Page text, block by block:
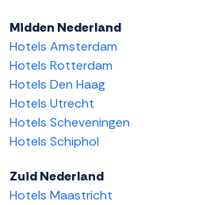
Midden Nederland
Hotels Amsterdam
Hotels Rotterdam
Hotels Den Haag
Hotels Utrecht
Hotels Scheveningen
Hotels Schiphol
Zuid Nederland
Hotels Maastricht